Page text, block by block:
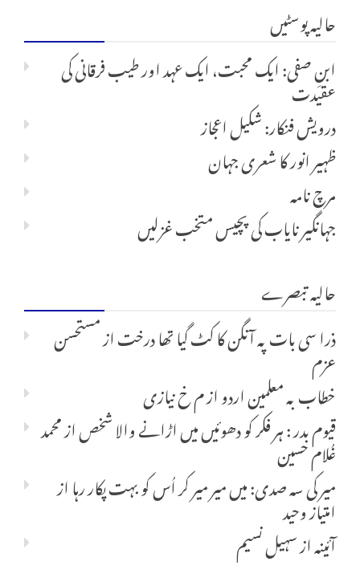
برائے:
حالیہ پوسٹیں
ابنِ صفی: ایک محبت، ایک عہد اور طیب فرقانی کی
عقیدت
درویش فنکار: شکیل اعجاز
ظہیر انور کا شعری جہان
مرچ نامہ
جہانگیر نایاب کی پچیس متخب غزلیں
حالیہ تبصرے
ذرا سی بات پہ آنگن کا کٹ گیا تھا درختازمستحسن
عزم
خطاب بہ معلمین اردوازم خ نیازی
قیوم بدر : ہر فکر کو دھوئیں میں اڑانے والا شخصازمحمد
غُلام حسین
میر کی سہ صدی: میں میر میر کر اُس کو بہت پکار رہااز
امتیاز وحید
آئینہازسہیل نسیم